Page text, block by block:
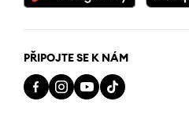
PŘIPOJTE SE K NÁM